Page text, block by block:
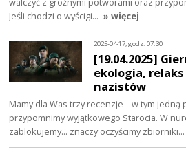
Jeśli chodzi o wyścigi… » więcej
2025-04-17, godz. 07:30
[19.04.2025]
ekologia,
nazistów
Mamy dla Was trzy recenzje – w tym jedną
przypomnimy wyjątkowego Starocia. W
zablokujemy… znaczy oczyścimy zbiorniki…